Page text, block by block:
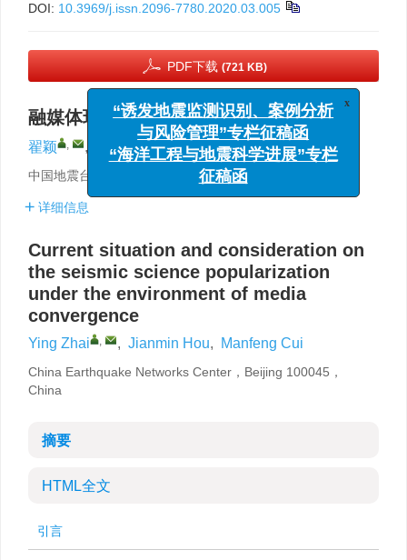
DOI: 10.3969/j.issn.2096-7780.2020.03.005
PDF下载 (721 KB)
融媒体环境下地震科普发展的现状及思考
翟颖 , , 侯建民, 崔满丰
中国地震台网中心，北京 100045
详细信息
Current situation and consideration on
the seismic science popularization
under the environment of media
convergence
Ying Zhai , , Jianmin Hou, Manfeng Cui
China Earthquake Networks Center，Beijing 100045，
China
摘要
HTML全文
引言
“诱发地震监测识别、案例分析
与风险管理”专栏征稿函
“海洋工程与地震科学进展”专栏
征稿函